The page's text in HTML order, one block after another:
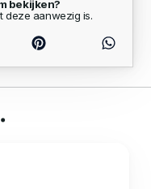
bekijken?
deze aanwezig is.